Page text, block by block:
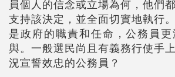
員個人的信念或立場為何，他們
支持該決定，並全面切實地執行
是政府的職責和任命，公務員
與。一般選民尚且有義務行使手
況宣誓效忠的公務員？